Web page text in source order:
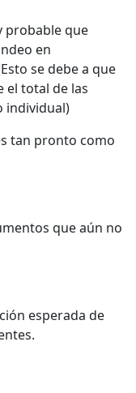
probable que
en
se debe a que
el total de las
individual)
tan pronto como
que aún no
esperada de